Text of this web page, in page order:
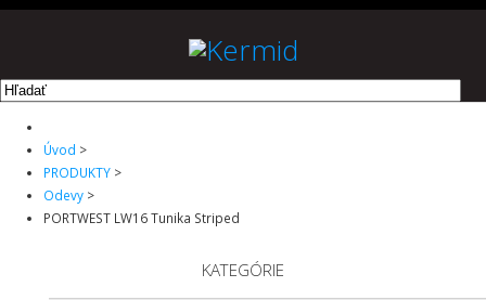
O NÁS
NA STIAHNUTIE
KONTAKT
Úvod >
PRODUKTY >
Odevy >
PORTWEST LW16 Tunika Striped
KATEGÓRIE